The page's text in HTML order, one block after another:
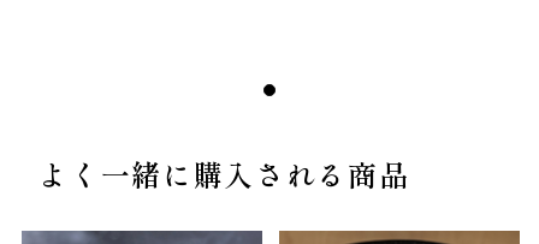
よく一緒に購入される商品